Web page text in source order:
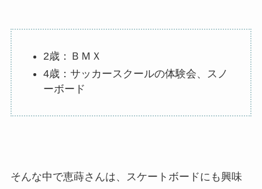
2歳：ＢＭＸ
4歳：サッカースクールの体験会、スノ
ーボード
そんな中で恵蒔さんは、スケートボードにも興味